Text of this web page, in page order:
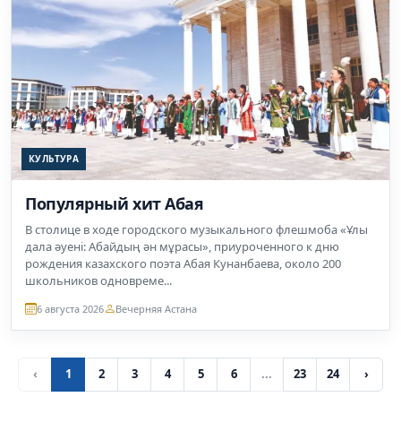
КУЛЬТУРА
Популярный хит Абая
В столице в ходе городского музыкального флешмоба «Ұлы
дала әуені: Абайдың ән мұрасы», приуроченного к дню
рождения казахского поэта Абая Кунанбаева, около 200
школьников одновреме...
6 августа 2026 Вечерняя Астана
‹ 1 2 3 4 5 6 ... 23 24 ›